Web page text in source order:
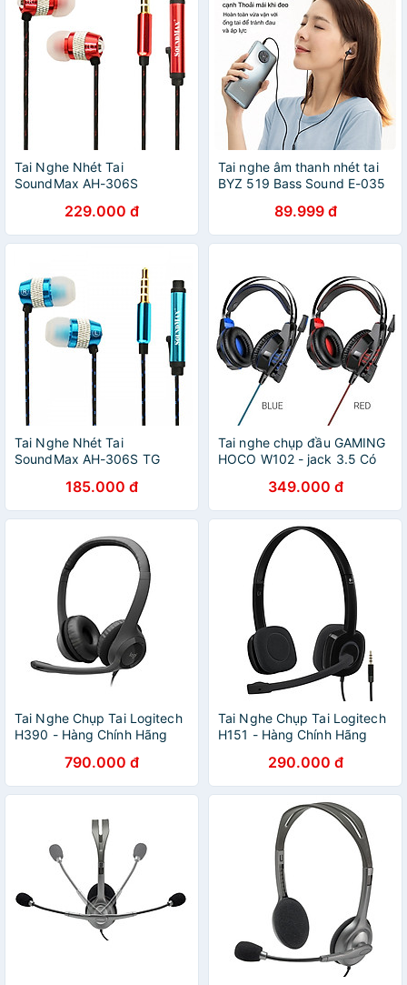
Tai Nghe Nhét Tai
SoundMax AH-306S
229.000 đ
Tai nghe âm thanh nhét tai
BYZ 519 Bass Sound E-035
bền hỗ trợ cho iphone micro
đàm thoại dài 1.2M - Hàng
nhập khẩu
89.999 đ
Tai Nghe Nhét Tai
SoundMax AH-306S TG
185.000 đ
Tai nghe chụp đầu GAMING
HOCO W102 - jack 3.5 Có
Được Cho Máy Tính Và Điện
Thoại Đẹp Hay Bền
349.000 đ
Tai Nghe Chụp Tai Logitech
H390 - Hàng Chính Hãng
790.000 đ
Tai Nghe Chụp Tai Logitech
H151 - Hàng Chính Hãng
290.000 đ